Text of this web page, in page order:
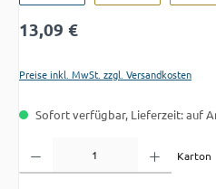
Regulärer Preis:
13,09 €
Preise inkl. MwSt. zzgl. Versandkosten
Sofort verfügbar, Lieferzeit: auf
Karton